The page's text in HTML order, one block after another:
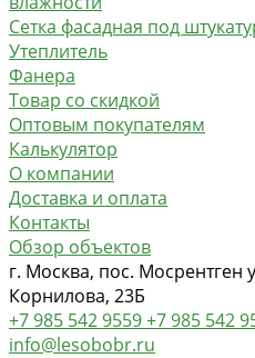
Сетка фасадная под
Утеплитель
Фанера
Товар со скидкой
Оптовым покупателям
Калькулятор
О компании
Доставка и оплата
Контакты
Обзор объектов
г. Москва, пос. Мосрентген
Корнилова, 23Б
+7 985 542 9559+7 985 542
info@lesobobr.ru